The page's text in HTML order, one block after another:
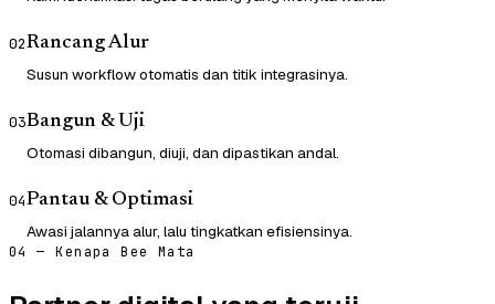
02Rancang Alur
Susun workflow otomatis dan titik integrasinya.
03Bangun & Uji
Otomasi dibangun, diuji, dan dipastikan andal.
04Pantau & Optimasi
Awasi jalannya alur, lalu tingkatkan efisiensinya.
04 — Kenapa Bee Mata